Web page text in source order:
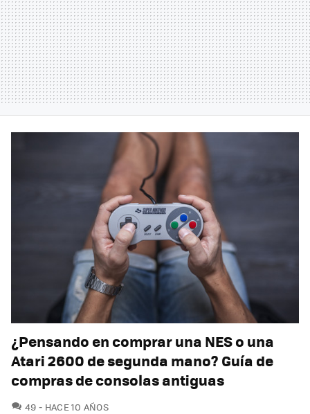
¿Pensando en comprar una NES o una
Atari 2600 de segunda mano? Guía de
compras de consolas antiguas
49 COMENTARIOS
HACE 10 AÑOS